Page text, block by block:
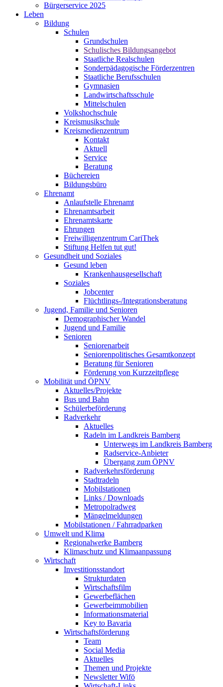
Bürgerservice 2025
Leben
Bildung
Schulen
Grundschulen
Schulisches Bildungsangebot
Staatliche Realschulen
Sonderpädagogische Förderzentren
Staatliche Berufsschulen
Gymnasien
Landwirtschaftsschule
Mittelschulen
Volkshochschule
Kreismusikschule
Kreismedienzentrum
Kontakt
Aktuell
Service
Beratung
Büchereien
Bildungsbüro
Ehrenamt
Anlaufstelle Ehrenamt
Ehrenamtsarbeit
Ehrenamtskarte
Ehrungen
Freiwilligenzentrum CariThek
Stiftung Helfen tut gut!
Gesundheit und Soziales
Gesund leben
Krankenhausgesellschaft
Soziales
Jobcenter
Flüchtlings-/Integrationsberatung
Jugend, Familie und Senioren
Demographischer Wandel
Jugend und Familie
Senioren
Seniorenarbeit
Seniorenpolitisches Gesamtkonzept
Beratung für Senioren
Förderung von Kurzzeitpflege
Mobilität und ÖPNV
Aktuelles/Projekte
Bus und Bahn
Schülerbeförderung
Radverkehr
Aktuelles
Radeln im Landkreis Bamberg
Unterwegs im Landkreis Bamberg
Radservice-Anbieter
Übergang zum ÖPNV
Radverkehrsförderung
Stadtradeln
Mobilstationen
Links / Downloads
Metropolradweg
Mängelmeldungen
Mobilstationen / Fahrradparken
Umwelt und Klima
Regionalwerke Bamberg
Klimaschutz und Klimaanpassung
Wirtschaft
Investitionsstandort
Strukturdaten
Wirtschaftsfilm
Gewerbeflächen
Gewerbeimmobilien
Informationsmaterial
Key to Bavaria
Wirtschaftsförderung
Team
Social Media
Aktuelles
Themen und Projekte
Newsletter Wifö